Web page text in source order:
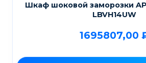
Шкаф шоковой заморозки
LBVH14UW
1695807,00